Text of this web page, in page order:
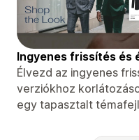
Ingyenes frissítés
Élvezd az ingyenes
verziókhoz
egy tapasztalt